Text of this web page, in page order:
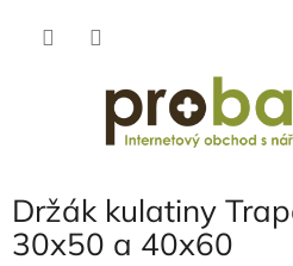
Držák kulatiny
30x50 a 40x60